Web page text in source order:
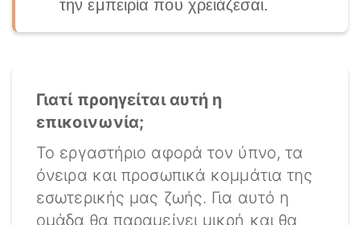
την εμπειρία που χρειάζεσαι.
Γιατί προηγείται αυτή η
επικοινωνία;
Το εργαστήριο αφορά τον ύπνο, τα
όνειρα και προσωπικά κομμάτια της
εσωτερικής μας ζωής. Για αυτό η
ομάδα θα παραμείνει μικρή και θα